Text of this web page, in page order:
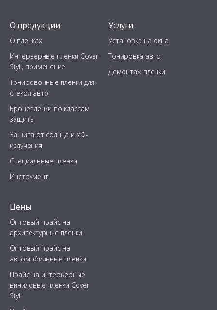
О продукции
О пленках
Интерьерные пленки Cover
Styl', применение
Тонировочные пленки для
стекол авто
Бронепленки по классам
защиты
Защита от солнца и УФ-
излучения
Специальные пленки
Инструмент
Услуги
Установка на окна
Тонировка авто
Демонтаж пленки
Цены
Оптовый прайс на
архитектурные пленки
Оптовый прайс на
автомобильные пленки
Прайс на интерьерные
виниловые пленки Cover
Styl'